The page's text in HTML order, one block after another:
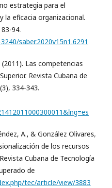
estrategia para el
la eficacia organizacional.
94.
saber.2020v15n1.6291
(2011). Las competencias
Revista Cubana de
334-343.
A., & González Olivares,
de los recursos
Cubana de Tecnología
de
tec/article/view/3883